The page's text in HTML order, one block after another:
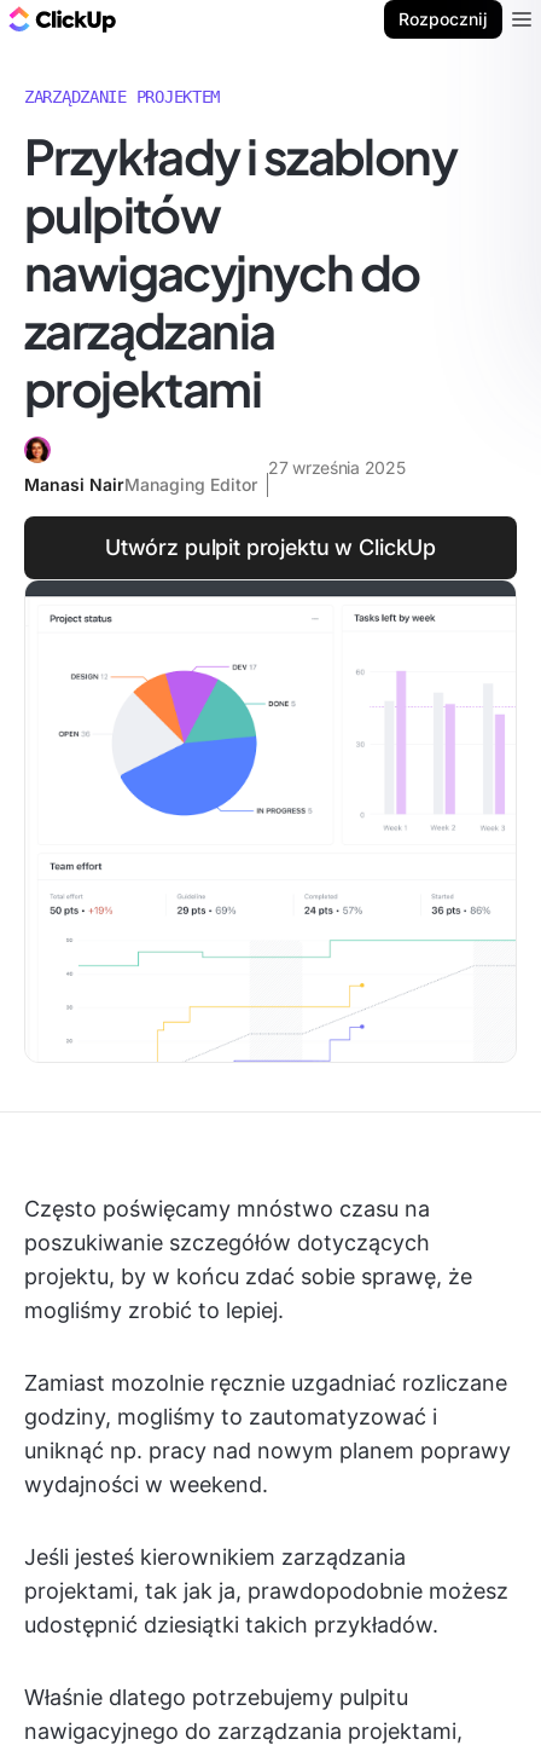
Rozpocznij
ZARZĄDZANIE PROJEKTEM
Przykłady i szablony
pulpitów
nawigacyjnych do
zarządzania
projektami
Manasi NairManaging Editor
27 września 2025
Utwórz pulpit projektu w ClickUp
Często poświęcamy mnóstwo czasu na
poszukiwanie szczegółów dotyczących
projektu, by w końcu zdać sobie sprawę, że
mogliśmy zrobić to lepiej.
Zamiast mozolnie ręcznie uzgadniać rozliczane
godziny, mogliśmy to zautomatyzować i
uniknąć np. pracy nad nowym planem poprawy
wydajności w weekend.
Jeśli jesteś kierownikiem zarządzania
projektami, tak jak ja, prawdopodobnie możesz
udostępnić dziesiątki takich przykładów.
Właśnie dlatego potrzebujemy pulpitu
nawigacyjnego do zarządzania projektami,